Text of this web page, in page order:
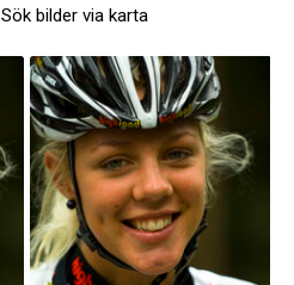
Sök bilder via karta